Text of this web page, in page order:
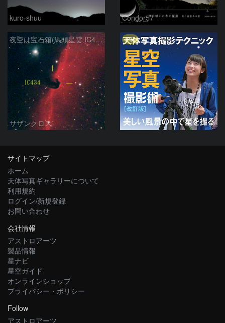
kuro-shuu Condor57
夜空は宝石箱(馬頭星雲 IC434) Seestar50
サザンクロス
PR
サイトマップ
ホーム
天体写真ギャラリーについて
利用規約
ログイン/新規登録
お問い合わせ
会社情報
アストロアーツ
製品情報
星ナビ
星空ガイド
オンラインショップ
プライバシー・ポリシー
Follow
アストロアーツ